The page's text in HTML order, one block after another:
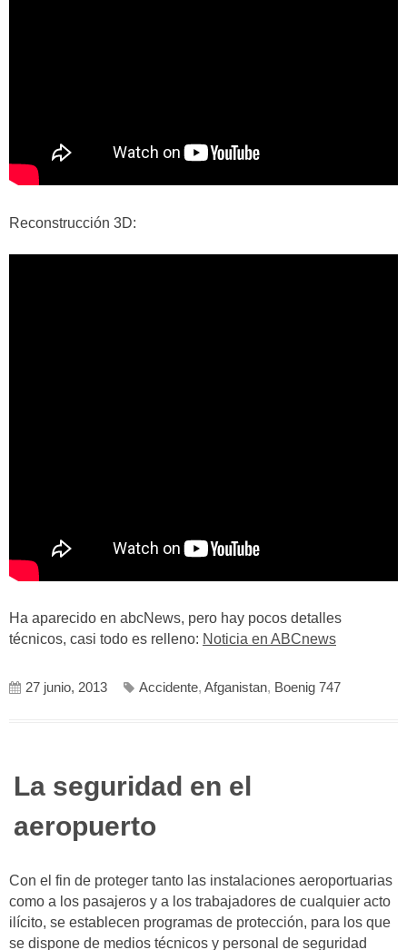
Reconstrucción 3D:
Ha aparecido en abcNews, pero hay pocos detalles
técnicos, casi todo es relleno: Noticia en ABCnews
27 junio, 2013 Accidente, Afganistan, Boenig 747
La seguridad en el
aeropuerto
Con el fin de proteger tanto las instalaciones aeroportuarias
como a los pasajeros y a los trabajadores de cualquier acto
ilícito, se establecen programas de protección, para los que
se dispone de medios técnicos y personal de seguridad